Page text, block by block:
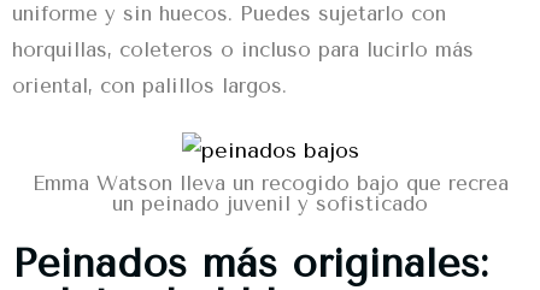
uniforme y sin huecos. Puedes sujetarlo con
horquillas, coleteros o incluso para lucirlo más
oriental, con palillos largos.
Emma Watson lleva un recogido bajo que recrea
un peinado juvenil y sofisticado
Peinados más originales: